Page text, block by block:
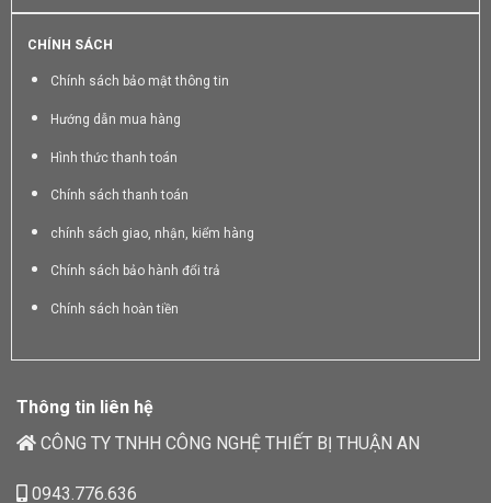
CHÍNH SÁCH
Chính sách bảo mật thông tin
Hướng dẫn mua hàng
Hình thức thanh toán
Chính sách thanh toán
chính sách giao, nhận, kiểm hàng
Chính sách bảo hành đổi trả
Chính sách hoàn tiền
Thông tin liên hệ
CÔNG TY TNHH CÔNG NGHỆ THIẾT BỊ THUẬN AN
0943.776.636